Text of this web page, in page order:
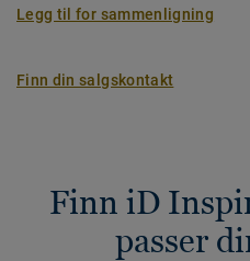
Legg til for sammenligning
Finn din salgskontakt
Finn iD
passer